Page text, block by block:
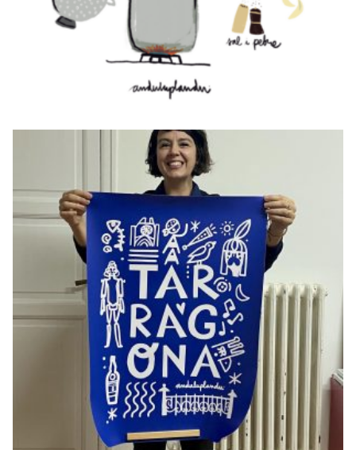
PÒSTER
TARRAGONA
€20,00–€50,00